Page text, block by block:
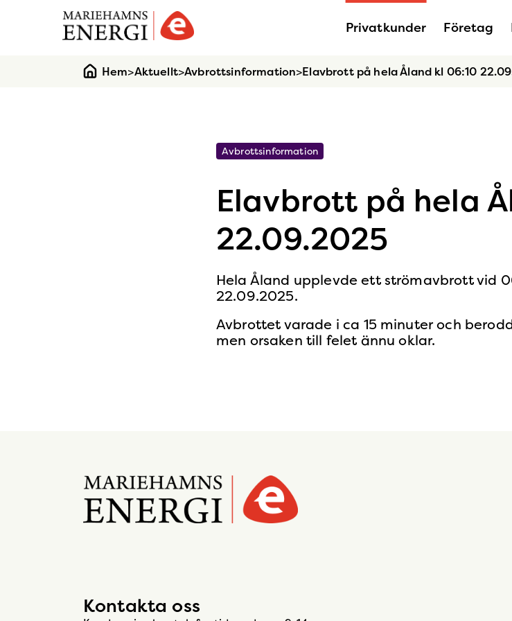
Gå
till
startsidan
Privatkunder Företag
Hem>Aktuellt>Avbrottsinformation>Elavbrott på hela Åland kl 06:10
Avbrottsinformation
Elavbrott på hela
22.09.2025
Hela Åland upplevde ett strömavbrott vid
22.09.2025.
Avbrottet varade i ca 15 minuter och
men orsaken till felet ännu oklar.
Gå
till
startsidan
Kontakta oss